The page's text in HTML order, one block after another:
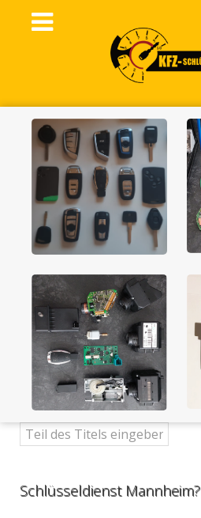
Schlüsseldienst Mannheim?